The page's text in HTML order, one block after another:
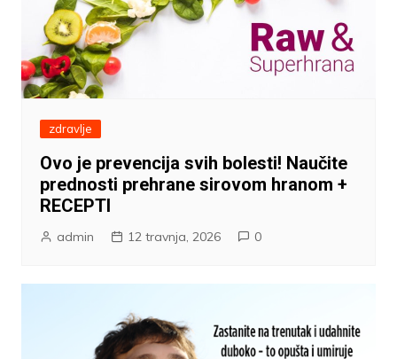
zdravlje
Ovo je prevencija svih bolesti! Naučite
prednosti prehrane sirovom hranom +
RECEPTI
admin 12 travnja, 2026 0